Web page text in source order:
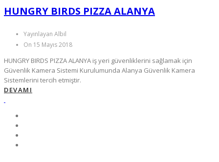
HUNGRY BIRDS PIZZA ALANYA
Yayınlayan Albil
On 15 Mayıs 2018
HUNGRY BIRDS PIZZA ALANYA iş yeri güvenliklerini sağlamak için
Güvenlik Kamera Sistemi Kurulumunda Alanya Güvenlik Kamera
Sistemlerini tercih etmiştir.
DEVAMI